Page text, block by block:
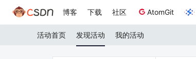
博客 下载 社区 AtomGit
活动首页 发现活动 我的活动